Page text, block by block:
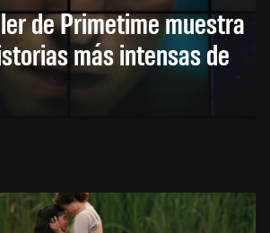
de Primetime muestra
más intensas de